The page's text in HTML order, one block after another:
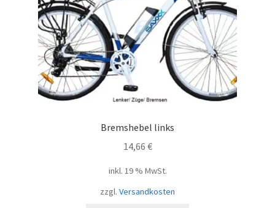
Bremshebel links
14,66 €
inkl. 19 % MwSt.
zzgl. Versandkosten